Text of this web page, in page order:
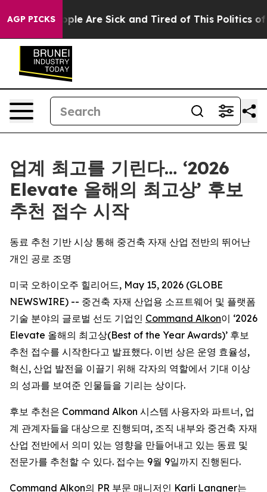
AGP PICKS
“People Are Sick and Tired of This Politics of
업계 최고를 기린다… ‘2026
Elevate 올해의 최고상’ 후보
추천 접수 시작
동료 추천 기반 시상 통해 중건축 자재 산업 전반의 뛰어난
개인 공로 조명
미국 오하이오주 힐리어드, May 15, 2026 (GLOBE
NEWSWIRE) -- 중건축 자재 산업용 소프트웨어 및 플랫폼
기술 분야의 글로벌 선도 기업인 Command Alkon이 ‘2026
Elevate 올해의 최고상(Best of the Year Awards)’ 후보
추천 접수를 시작한다고 발표했다. 이번 상은 운영 효율성,
혁신, 산업 발전을 이끌기 위해 각자의 역할에서 기대 이상
의 성과를 보여준 인물들을 기리는 상이다.
후보 추천은 Command Alkon 시스템 사용자와 파트너, 업
계 관계자들을 대상으로 진행되며, 조직 내부와 중건축 자재
산업 전반에서 의미 있는 영향을 만들어내고 있는 동료 및
전문가를 추천할 수 있다. 접수는 9월 9일까지 진행된다.
Command Alkon의 PR 부문 매니저인 Karli Langner는